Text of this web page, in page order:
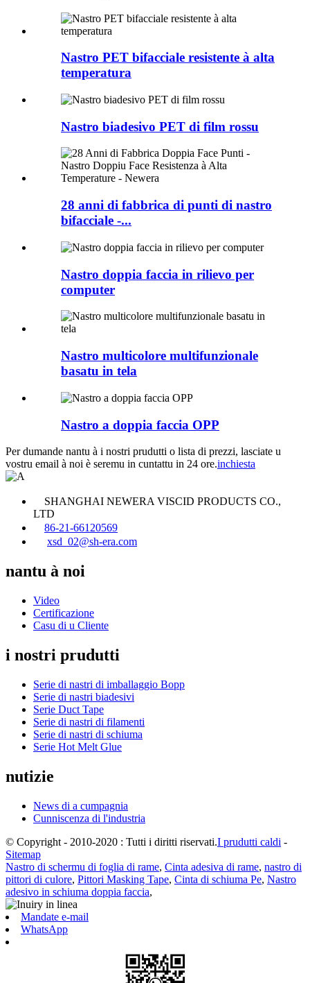
Nastro PET bifacciale resistente à alta
temperatura
Nastro biadesivo PET di film rossu
28 anni di fabbrica di punti di nastro
bifacciale -...
Nastro doppia faccia in rilievo per
computer
Nastro multicolore multifunzionale
basatu in tela
Nastro a doppia faccia OPP
Per dumande nantu à i nostri prudutti o lista di prezzi, lasciate u
vostru email à noi è seremu in cuntattu in 24 ore.inchiesta
SHANGHAI NEWERA VISCID PRODUCTS CO.,
LTD
86-21-66120569
xsd_02@sh-era.com
nantu à noi
Video
Certificazione
Casu di u Cliente
i nostri prudutti
Serie di nastri di imballaggio Bopp
Serie di nastri biadesivi
Serie Duct Tape
Serie di nastri di filamenti
Serie di nastri di schiuma
Serie Hot Melt Glue
nutizie
News di a cumpagnia
Cunniscenza di l'industria
© Copyright - 2010-2020 : Tutti i diritti riservati.I prudutti caldi -
Sitemap
Nastro di schermu di foglia di rame, Cinta adesiva di rame, nastro di
pittori di culore, Pittori Masking Tape, Cinta di schiuma Pe, Nastro
adesivo in schiuma doppia faccia,
Mandate e-mail
WhatsApp